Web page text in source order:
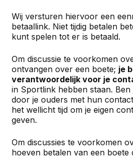
Wij versturen hiervoor een
betaallink. Niet tijdig betalen
kunt spelen tot er is betaald.
Om discussie te voorkomen
ontvangen over een boete; je
verantwoordelijk voor je
in Sportlink hebben staan.
door je ouders met hun
het wellicht tijd om je eigen
geven.
Om discussies te voorkomen
hoeven betalen van een